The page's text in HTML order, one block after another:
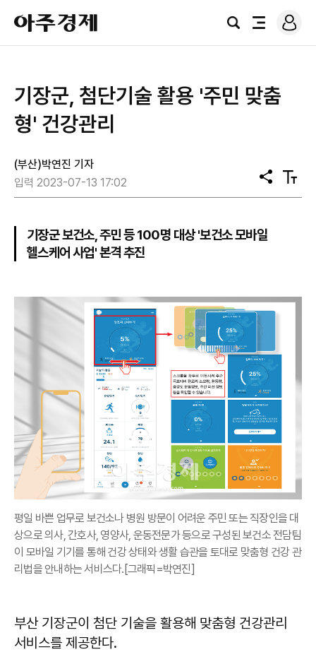
아
주
경
검
전
로
그
​기장군, 첨단기술 활용 '주민 맞춤
형' 건강관리
(부산)박연진 기자
입력 2023-07-13 17:02
공
유
텍
스
기장군 보건소, 주민 등 100명 대상 '보건소 모바일
헬스케어 사업' 본격 추진
평일 바쁜 업무로 보건소나 병원 방문이 어려운 주민 또는 직장인을 대
상으로 의사, 간호사, 영양사, 운동전문가 등으로 구성된 보건소 전담팀
이 모바일 기기를 통해 건강 상태와 생활 습관을 토대로 맞춤형 건강 관
리법을 안내하는 서비스다.[그래픽=박연진]
부산 기장군이 첨단 기술을 활용해 맞춤형 건강관리
서비스를 제공한다.